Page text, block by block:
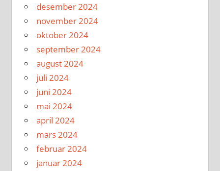
desember 2024
november 2024
oktober 2024
september 2024
august 2024
juli 2024
juni 2024
mai 2024
april 2024
mars 2024
februar 2024
januar 2024